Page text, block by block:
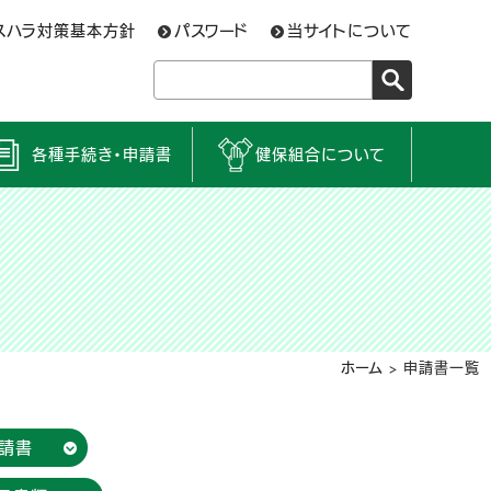
ハラ対策基本方針 パスワード 当サイトについて
各種手続き・申請書 健保組合について
ホーム > 申請書一覧
書